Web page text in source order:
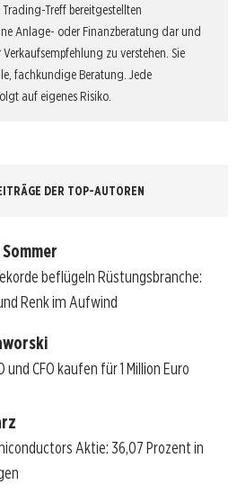
Trading-Treff bereitgestellten
Anlage- oder Finanzberatung dar und
zu verstehen. Sie
fachkundige Beratung. Jede
auf eigenes Risiko.
DER TOP-AUTOREN
beflügeln Rüstungsbranche:
Renk im Aufwind
und CFO kaufen für 1 Million Euro
Aktie: 36,07 Prozent in